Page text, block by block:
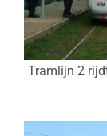
Tramlijn 2